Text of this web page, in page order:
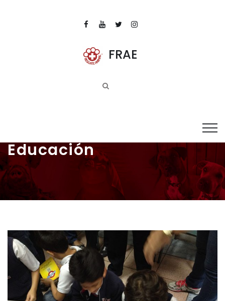
FRAE
Educación